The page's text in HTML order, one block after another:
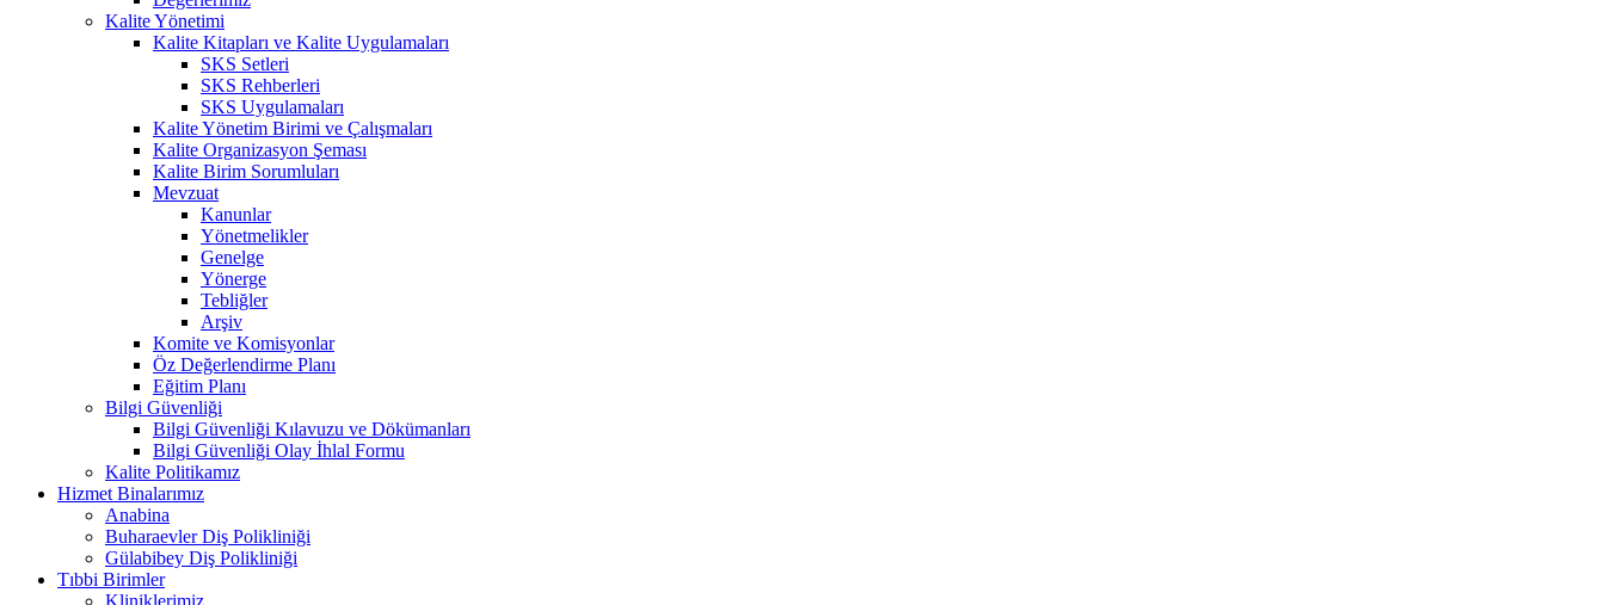
Kalite Yönetimi
Kalite Kitapları ve Kalite Uygulamaları
SKS Setleri
SKS Rehberleri
SKS Uygulamaları
Kalite Yönetim Birimi ve Çalışmaları
Kalite Organizasyon Şeması
Kalite Birim Sorumluları
Mevzuat
Kanunlar
Yönetmelikler
Genelge
Yönerge
Tebliğler
Arşiv
Komite ve Komisyonlar
Öz Değerlendirme Planı
Eğitim Planı
Bilgi Güvenliği
Bilgi Güvenliği Kılavuzu ve Dökümanları
Bilgi Güvenliği Olay İhlal Formu
Kalite Politikamız
Hizmet Binalarımız
Anabina
Buharaevler Diş Polikliniği
Gülabibey Diş Polikliniği
Tıbbi Birimler
Kliniklerimiz